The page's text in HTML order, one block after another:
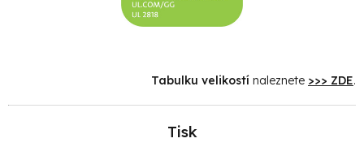
Tabulku velikostí naleznete >>> ZDE.
Tisk